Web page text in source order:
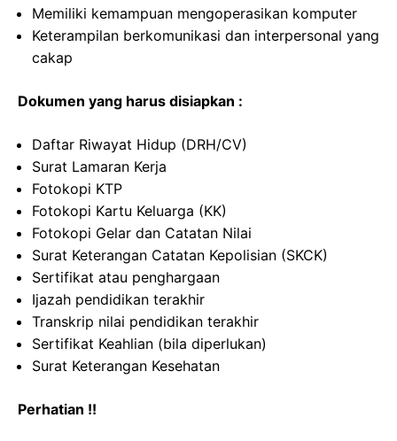
Memiliki kemampuan mengoperasikan komputer
Keterampilan berkomunikasi dan interpersonal yang
cakap
Dokumen yang harus disiapkan :
Daftar Riwayat Hidup (DRH/CV)
Surat Lamaran Kerja
Fotokopi KTP
Fotokopi Kartu Keluarga (KK)
Fotokopi Gelar dan Catatan Nilai
Surat Keterangan Catatan Kepolisian (SKCK)
Sertifikat atau penghargaan
Ijazah pendidikan terakhir
Transkrip nilai pendidikan terakhir
Sertifikat Keahlian (bila diperlukan)
Surat Keterangan Kesehatan
Perhatian !!